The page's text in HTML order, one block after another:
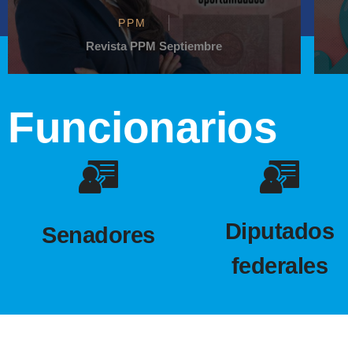
PPM
Revista PPM Septiembre
Funcionarios
Senadores
Diputados
federales